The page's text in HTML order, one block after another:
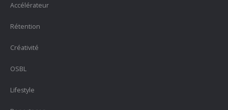
Accélérateur
Rétention
Créativité
OSBL
Lifestyle